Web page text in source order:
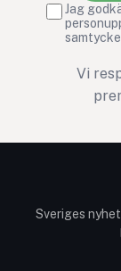
Jag
Vi
Sveriges